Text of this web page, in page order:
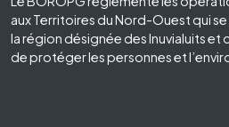
aux Territoires du Nord-Ouest qui
la région désignée des Inuvialuits et
de protéger les personnes et